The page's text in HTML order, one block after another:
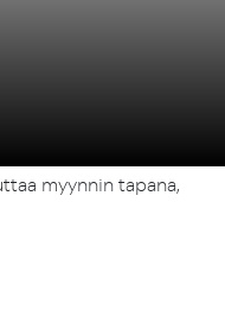
myynnin tapana,